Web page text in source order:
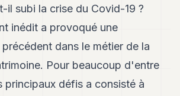
il subi la crise du Covid-19 ?
inédit a provoqué une
dans le métier de la
Pour beaucoup d'entre
principaux défis a consisté à